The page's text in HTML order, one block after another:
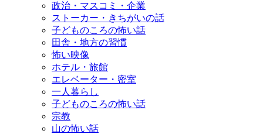
政治・マスコミ・企業
ストーカー・きちがいの話
子どものころの怖い話
田舎・地方の習慣
怖い映像
ホテル・旅館
エレベーター・密室
一人暮らし
子どものころの怖い話
宗教
山の怖い話